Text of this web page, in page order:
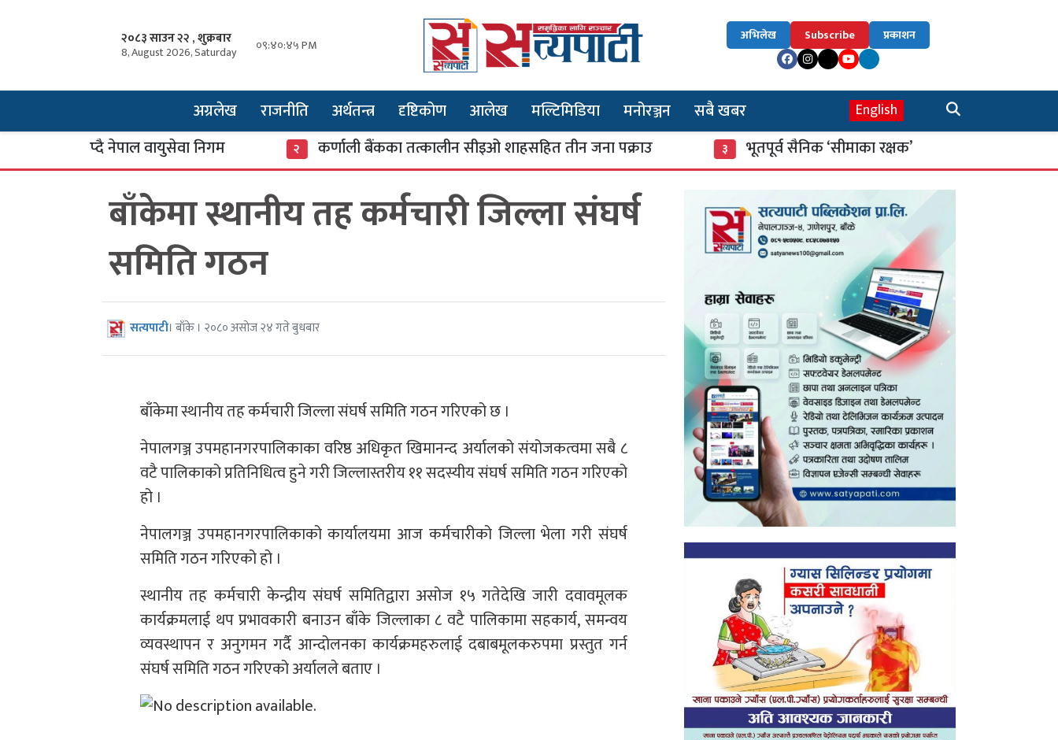
२०८३ साउन २२ , शुक्रबार
8, August 2026, Saturday ०९:४०:४६ PM
अभिलेख Subscribe प्रकाशन
अग्रलेख राजनीति अर्थतन्त्र दृष्टिकोण आलेख मल्टिमिडिया मनोरञ्जन सबै खबर English
थप्दै नेपाल वायुसेवा निगम कर्णाली बैंकका तत्कालीन सीइओ शाहसहित तीन जना पक्राउ भूतपूर्व सैनिक ‘सीमाका रक्षक’
बाँकेमा स्थानीय तह कर्मचारी जिल्ला संघर्ष
समिति गठन
सत्यपाटी। बाँके । २०८० असोज २४ गते बुधबार
बाँकेमा स्थानीय तह कर्मचारी जिल्ला संघर्ष समिति गठन गरिएको छ ।
नेपालगञ्ज उपमहानगरपालिकाका वरिष्ठ अधिकृत खिमानन्द अर्यालको संयोजकत्वमा सबै ८
वटै पालिकाको प्रतिनिधित्व हुने गरी जिल्लास्तरीय ११ सदस्यीय संघर्ष समिति गठन गरिएको
हो ।
नेपालगञ्ज उपमहानगरपालिकाको कार्यालयमा आज कर्मचारीको जिल्ला भेला गरी संघर्ष
समिति गठन गरिएको हो ।
स्थानीय तह कर्मचारी केन्द्रीय संघर्ष समितिद्वारा असोज १५ गतेदेखि जारी दवावमूलक
कार्यक्रमलाई थप प्रभावकारी बनाउन बाँके जिल्लाका ८ वटै पालिकामा सहकार्य, समन्वय
व्यवस्थापन र अनुगमन गर्दै आन्दोलनका कार्यक्रमहरुलाई दबाबमूलकरुपमा प्रस्तुत गर्न
संघर्ष समिति गठन गरिएको अर्यालले बताए ।